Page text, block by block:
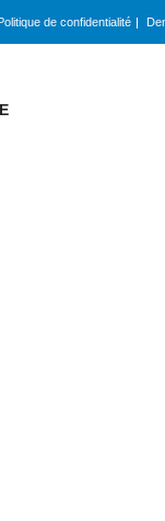
de confidentialité